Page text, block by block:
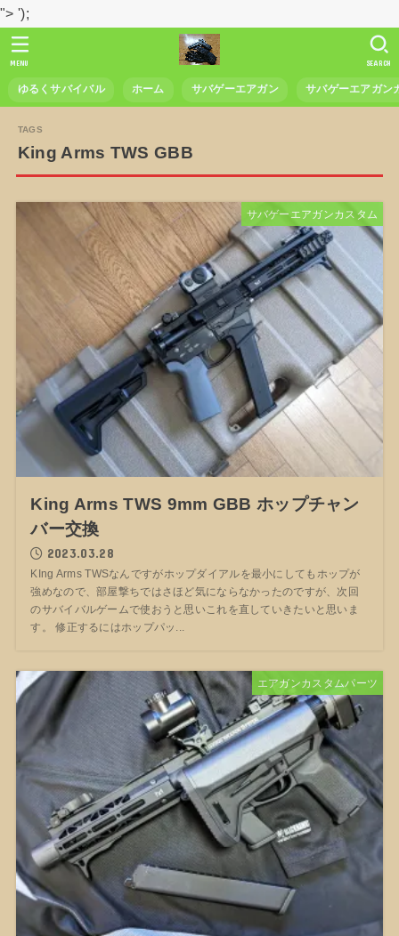
"> ');
ゆるくサバイバル ホーム サバゲーエアガン サバゲーエアガン
SEARCH
MENU
King Arms TWS GBB
サバゲーエアガンカスタム
King Arms TWS 9mm GBB ホップチャン
バー交換
2023.03.28
KIng Arms TWSなんですがホップダイアルを最小にしてもホップが
強めなので、部屋撃ちではさほど気にならなかったのですが、次回
のサバイバルゲームで使おうと思いこれを直していきたいと思いま
す。 修正するにはホップパッ...
エアガンカスタムパーツ